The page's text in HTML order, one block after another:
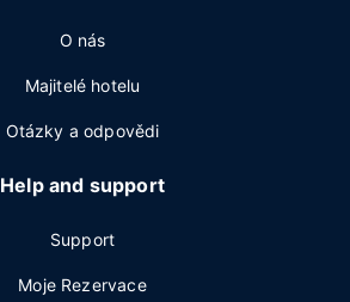
O nás
Majitelé hotelu
Otázky a odpovědi
Help and support
Support
Moje Rezervace